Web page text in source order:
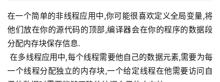
在一个简单的非线程应用中,你可能很喜欢定义全局变量,将
他们放在你的源代码的顶部,编译器会在你的程序的数据段
分配内存块保存信息.
在多线程应用中,每个线程需要他自己的数据元素,需要为每
一个线程分配独立的内存块,一个给定线程在他需要访问自